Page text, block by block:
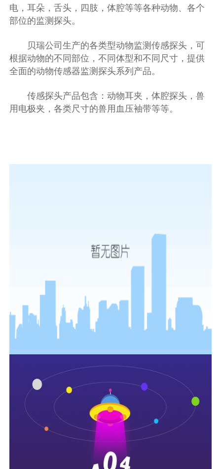
电，耳朵，舌头，四肢，体腔等等各种动物、各个
部位的监测探头。
贝瑞公司生产的各类型动物监测传感探头，可
根据动物的不同部位，不同体型和不同尺寸，提供
全面的动物传感器监测探头系列产品。
传感探头产品包含：动物耳夹，体腔探头，兽
用电极夹，各类尺寸的兽用血压袖带等等。